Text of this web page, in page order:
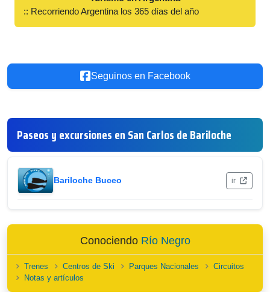
:: Recorriendo Argentina los 365 días del año
Seguinos en Facebook
Paseos y excursiones en San Carlos de Bariloche
Bariloche Buceo ir
Conociendo Río Negro
Trenes Centros de Ski Parques Nacionales
Circuitos
Notas y artículos